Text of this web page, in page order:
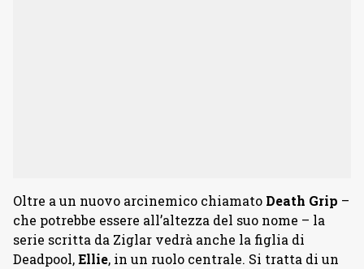
Oltre a un nuovo arcinemico chiamato Death Grip –
che potrebbe essere all’altezza del suo nome – la
serie scritta da Ziglar vedrà anche la figlia di
Deadpool,Ellie, in un ruolo centrale. Si tratta di un